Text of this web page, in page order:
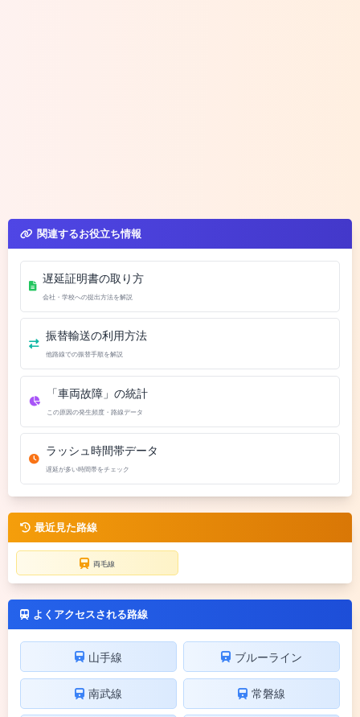
関連するお役立ち情報
遅延証明書の取り方
会社・学校への提出方法を解説
振替輸送の利用方法
他路線での振替手順を解説
「車両故障」の統計
この原因の発生頻度・路線データ
ラッシュ時間帯データ
遅延が多い時間帯をチェック
最近見た路線
両毛線
よくアクセスされる路線
山手線 ブルーライン
南武線 常磐線